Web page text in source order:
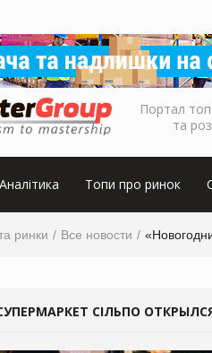
Портал
та
Аналітика Топи про ринок
ринки Все новости
СІЛЬПО